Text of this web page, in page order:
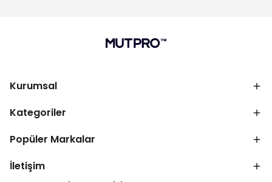
Kurumsal
Kategoriler
Popüler Markalar
İletişim